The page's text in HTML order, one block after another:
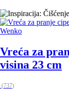
Wenko
Vreća za
visina 23 cm
(737)